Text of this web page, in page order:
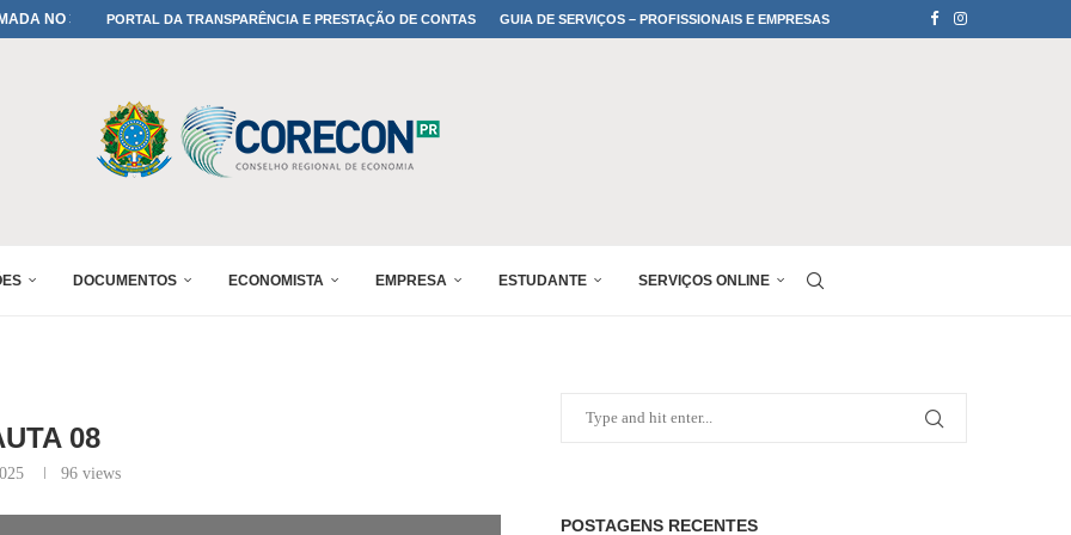
NO 30º ENESULPORTAL DA TRANSPARÊNCIA E PRESTAÇÃO DE CONTAS GUIA DE SERVIÇOS – PROFISSIONAIS E EMPRESAS
DOCUMENTOS ECONOMISTA EMPRESA ESTUDANTE SERVIÇOS ONLINE
08
96 views
POSTAGENS RECENTES